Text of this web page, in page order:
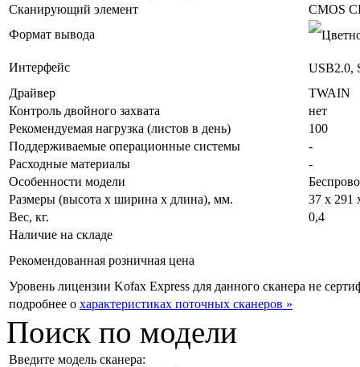
Сканирующий элемент
CMOS
Формат вывода
Интерфейс
USB2.0,
Драйвер
TWAIN
Контроль двойного захвата
нет
Рекомендуемая нагрузка (листов в день)
100
Поддерживаемые операционные системы
-
Расходные материалы
-
Особенности модели
Размеры (высота х ширина х длина), мм.
37 x 291
Вес, кг.
0,4
Наличие на складе
Рекомендованная розничная цена
Уровень лицензии Kofax Express для данного сканера не
подробнее о характеристиках поточных сканеров »
Поиск по модели
Введите модель сканера: